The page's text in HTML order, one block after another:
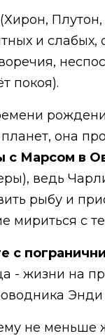
(Хирон,
и
покоя).
она
с Марсом в
ведь
рыбу и
мириться с
с
- жизни на
не меньше